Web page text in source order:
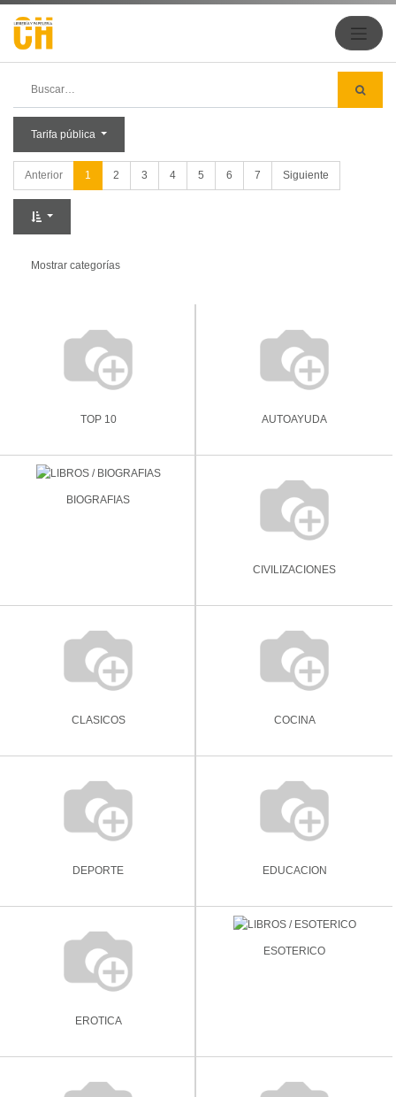
Tarifa pública
Anterior 1 2 3 4 5 6 7 Siguiente
Mostrar categorías
TOP 10 AUTOAYUDA
BIOGRAFIAS
CIVILIZACIONES
CLASICOS COCINA
DEPORTE EDUCACION
EROTICA
ESOTERICO